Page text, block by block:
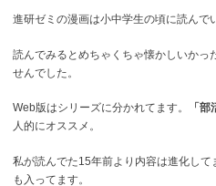
進研ゼミの漫画は小中学生の頃に読んで
読んでみるとめちゃくちゃ懐かしいかっ
せんでした。
Web版はシリーズに分かれてます。 「
人的にオススメ。
私が読んでた15年前より内容は進化し
も入ってます。